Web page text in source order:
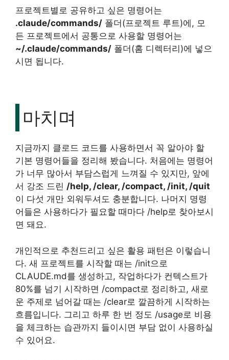
프로젝트별로 공유하고 싶은 명령어는
.claude/commands/ 폴더(프로젝트 루트)에, 모
든 프로젝트에서 공통으로 사용할 명령어는
~/.claude/commands/ 폴더(홈 디렉터리)에 넣으
시면 됩니다.
마치며
지금까지 클로드 코드를 사용하면서 꼭 알아야 할
기본 명령어들을 정리해 봤습니다. 처음에는 명령어
가 너무 많아서 부담스럽게 느껴질 수 있지만, 앞에
서 강조 드린 /help, /clear, /compact, /init, /quit
이 다섯 개만 외워두셔도 충분합니다. 나머지 명령
어들은 사용하다가 필요할 때마다 /help로 찾아보시
면 돼요.
개인적으로 추천드리고 싶은 활용 패턴은 이렇습니
다. 새 프로젝트를 시작할 때는 /init으로
CLAUDE.md를 생성하고, 작업하다가 컨텍스트가
80%를 넘기 시작하면 /compact로 정리하고, 새로
운 주제로 넘어갈 때는 /clear로 깔끔하게 시작하는
흐름입니다. 그리고 하루 한 번 정도 /usage로 비용
을 체크하는 습관까지 들이시면 부담 없이 사용하실
수 있어요.